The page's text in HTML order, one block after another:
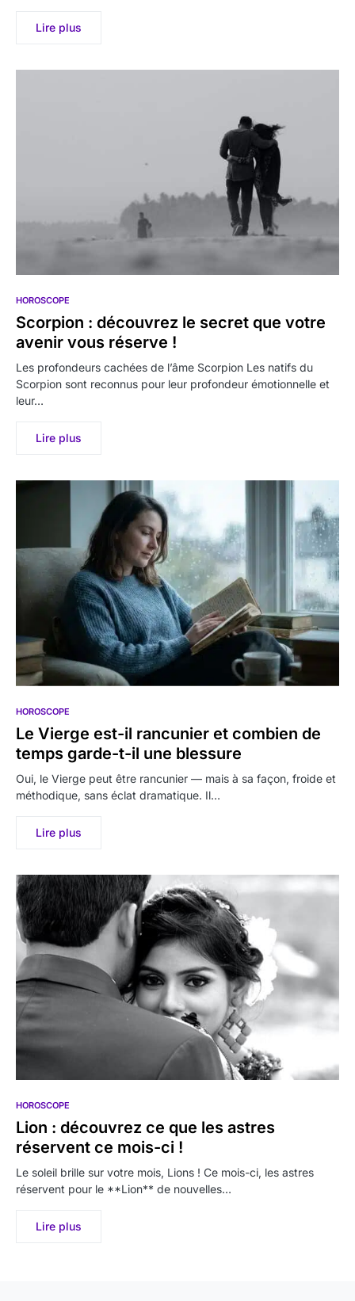
Lire plus
HOROSCOPE
Scorpion : découvrez le secret que votre
avenir vous réserve !
Les profondeurs cachées de l’âme Scorpion Les natifs du
Scorpion sont reconnus pour leur profondeur émotionnelle et
leur…
Lire plus
HOROSCOPE
Le Vierge est-il rancunier et combien de
temps garde-t-il une blessure
Oui, le Vierge peut être rancunier — mais à sa façon, froide et
méthodique, sans éclat dramatique. Il…
Lire plus
HOROSCOPE
Lion : découvrez ce que les astres
réservent ce mois-ci !
Le soleil brille sur votre mois, Lions ! Ce mois-ci, les astres
réservent pour le **Lion** de nouvelles…
Lire plus